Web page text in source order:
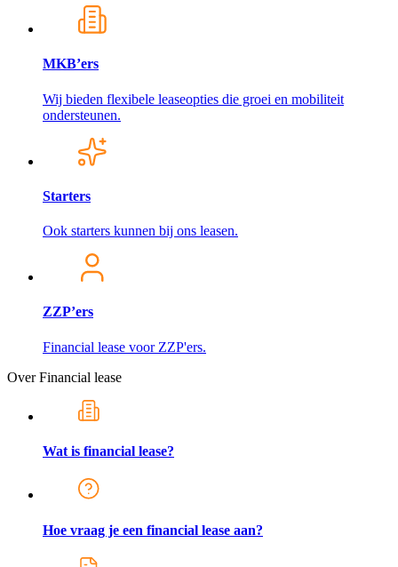
MKB’ers
Wij bieden flexibele leaseopties die groei en mobiliteit
ondersteunen.
Starters
Ook starters kunnen bij ons leasen.
ZZP’ers
Financial lease voor ZZP'ers.
Over Financial lease
Wat is financial lease?
Hoe vraag je een financial lease aan?